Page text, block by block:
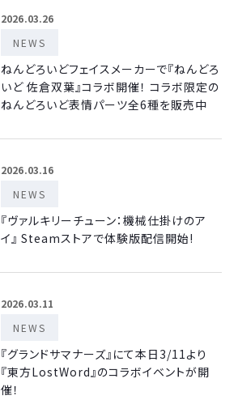
2026.03.26
NEWS
ねんどろいどフェイスメーカーで『ねんどろ
いど 佐倉双葉』コラボ開催！ コラボ限定の
ねんどろいど表情パーツ全6種を販売中
2026.03.16
NEWS
『ヴァルキリーチューン：機械仕掛けのア
イ』 Steamストアで体験版配信開始!
2026.03.11
NEWS
『グランドサマナーズ』にて本日3/11より
『東方LostWord』のコラボイベントが開
催！